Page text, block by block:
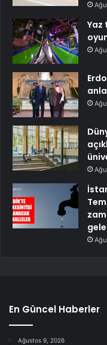
Yaz
En Güncel Haberler
Ağustos 9, 2026